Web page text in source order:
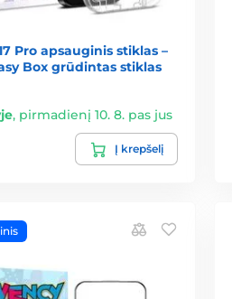
Pro apsauginis stiklas –
Box grūdintas stiklas
, pirmadienį 10. 8. pas jus
Į krepšelį